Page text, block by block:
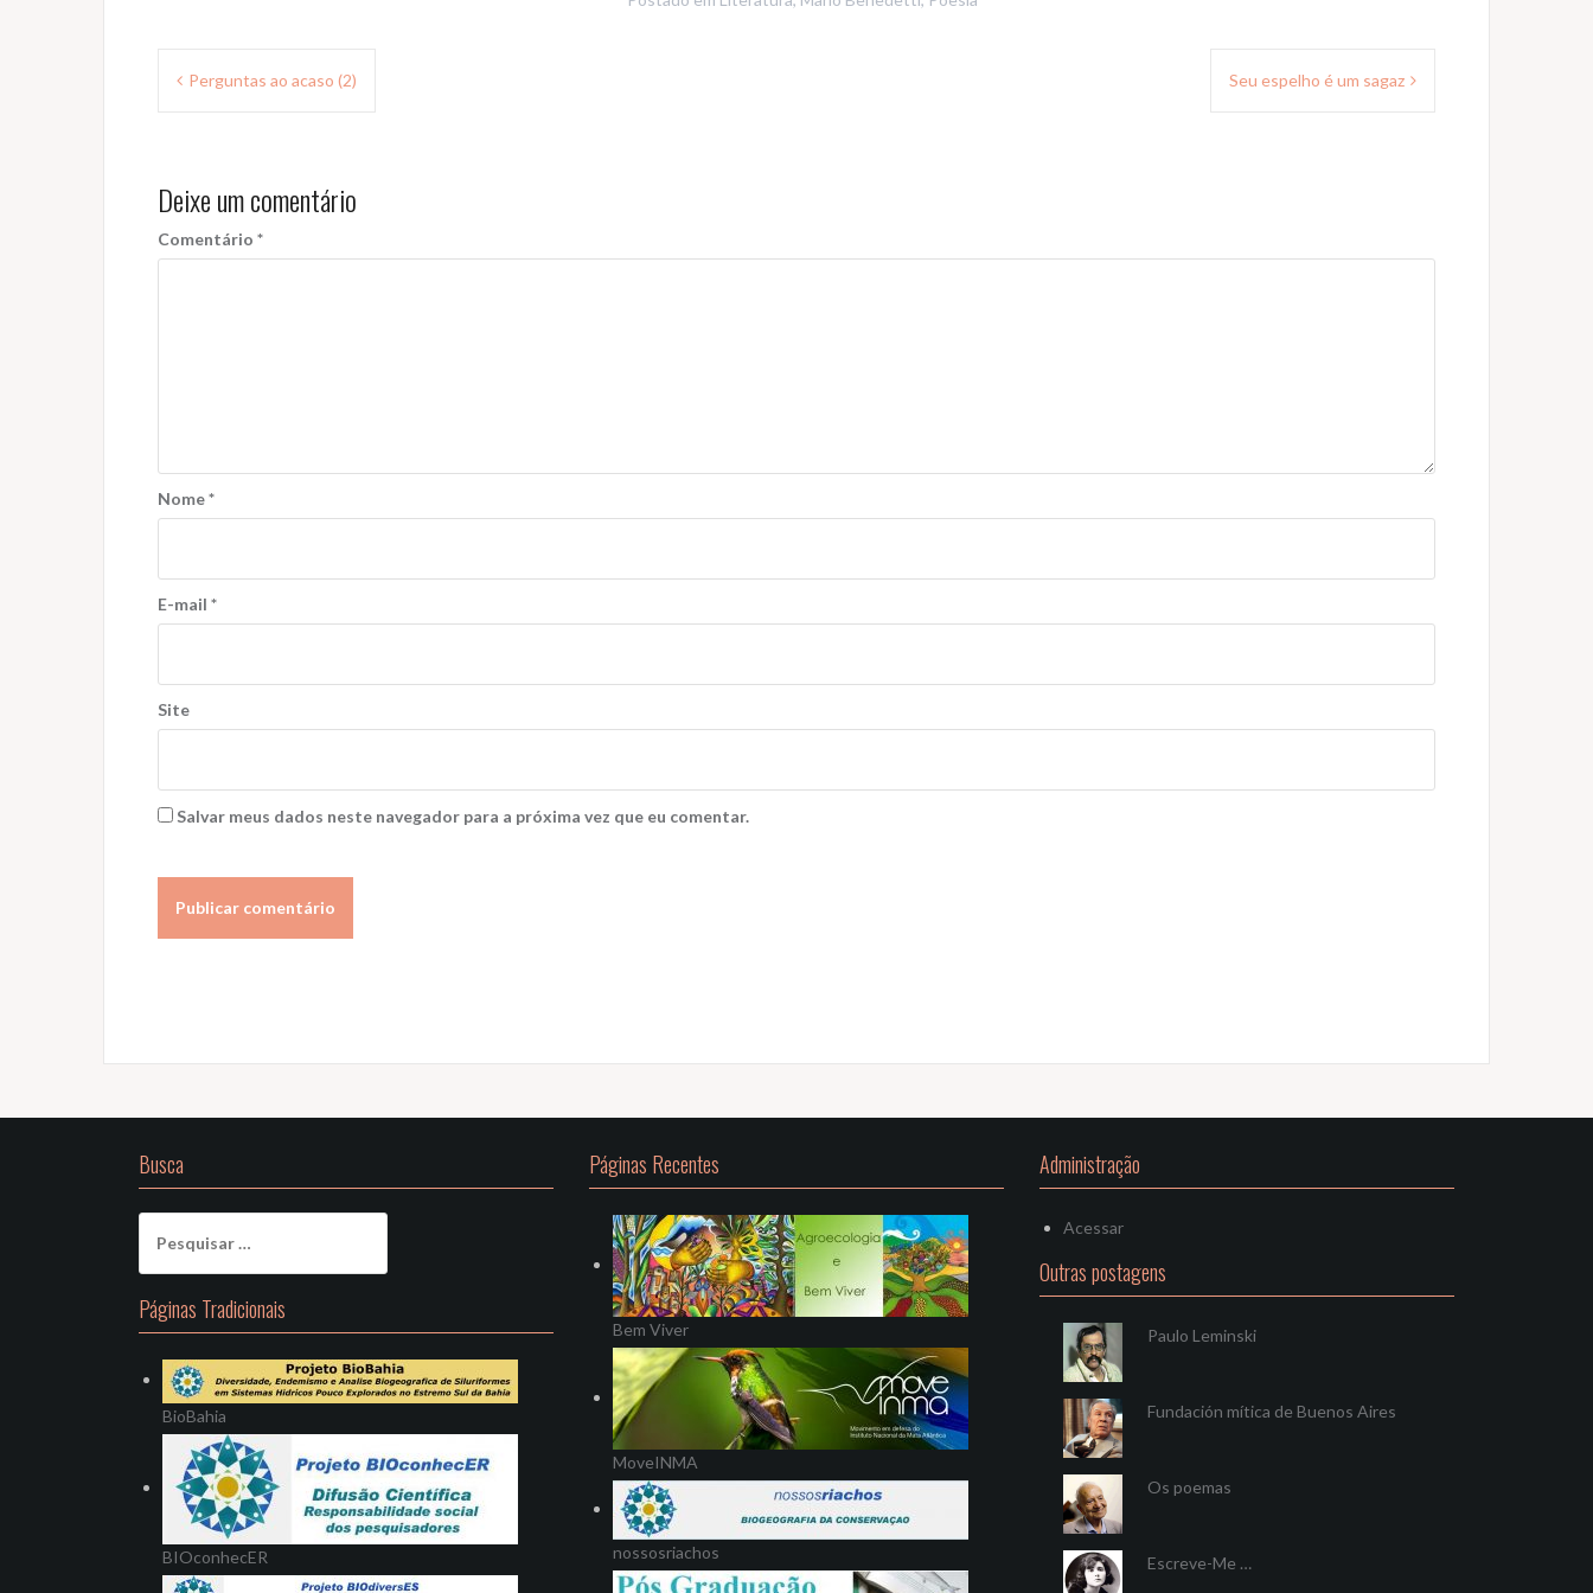
Navegação
Perguntas ao acaso (2) Seu espelho é um sagaz
Deixe um comentário
Comentário *
Nome*
E-mail *
Site
Salvar meus dados neste navegador para a próxima vez que eu comentar.
Busca
por:
Páginas Tradicionais
BioBahia
BIOconhecER
Páginas Recentes
Bem Viver
MoveINMA
nossosriachos
Administração
Acessar
Outras postagens
Paulo Leminski
Fundación mítica de Buenos Aires
Os poemas
Escreve-Me …